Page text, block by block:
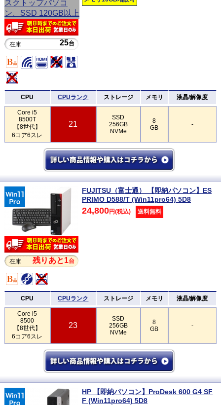
在庫 25台
CPU CPUランク ストレージ メモリ 液晶/解像度
Core i5
8500T
【8世代】
6コア6スレ
21
SSD
256GB
NVMe
8
GB
-
在庫 残りあと1台
FUJITSU（富士通） 【即納パソコン】ES
PRIMO D588/T (Win11pro64) 5D8
24,800円(税込) 送料無料
CPU CPUランク ストレージ メモリ 液晶/解像度
Core i5
8500
【8世代】
6コア6スレ
23
SSD
256GB
NVMe
8
GB
-
HP 【即納パソコン】ProDesk 600 G4 SF
F (Win11pro64) 5D8